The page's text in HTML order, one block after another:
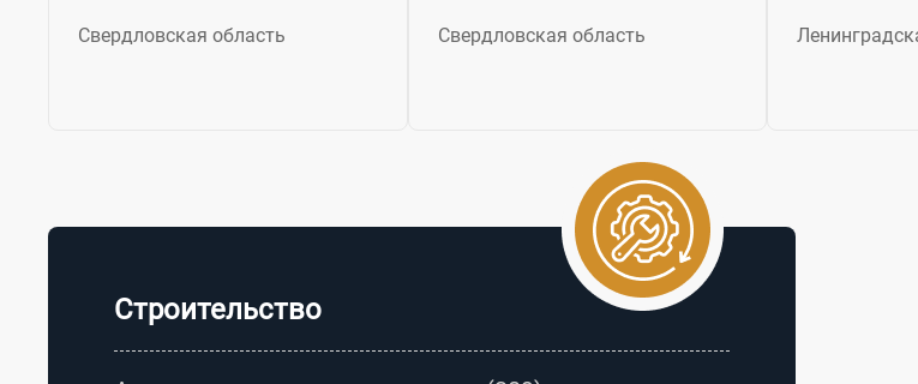
Свердловская область Свердловская область
Строительство